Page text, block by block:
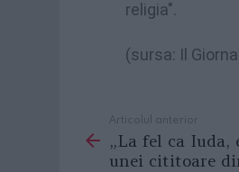
religia".
(sursa: Il
more
Articolul anterior
„La fel ca Iuda,
unei cititoare